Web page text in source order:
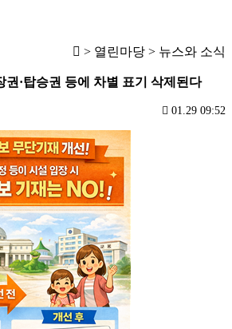
> 열린마당 > 뉴스와 소식
권·탑승권 등에 차별 표기 삭제된다
01.29 09:52